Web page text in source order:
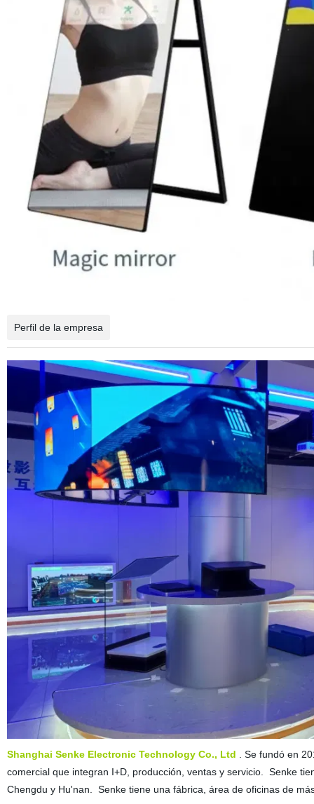
Perfil de la empresa
Shanghai Senke Electronic Technology Co., Ltd . Se fundóen
comercial que integran I+D, producción, ventas y servicio.
Senke
Chengdu y Hu'nan.
Senke tieneuna fábrica, área de oficinas de